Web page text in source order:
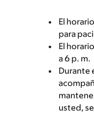
El
para
El
a 6 p. m.
Durante
usted,